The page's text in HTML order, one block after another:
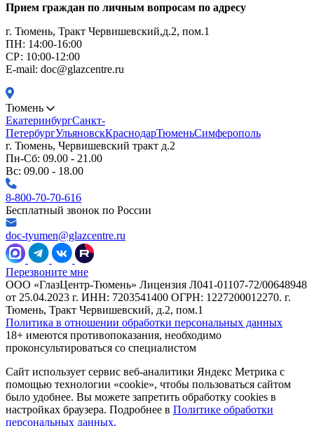
Прием граждан по личным вопросам по адресу
г. Тюмень, Тракт Червишевский,д.2, пом.1
ПН: 14:00-16:00
CР: 10:00-12:00
E-mail: doc@glazcentre.ru
Тюмень
ЕкатеринбургСанкт-
ПетербургУльяновскКраснодарТюменьСимферополь
г. Тюмень, Червишевский тракт д.2
Пн-Сб: 09.00 - 21.00
Вс: 09.00 - 18.00
8-800-70-70-616
Бесплатный звонок по России
doc-tyumen@glazcentre.ru
Перезвоните мне
ООО «ГлазЦентр-Тюмень» Лицензия Л041-01107-72/00648948
от 25.04.2023 г. ИНН: 7203541400 ОГРН: 1227200012270. г.
Тюмень, Тракт Червишевский, д.2, пом.1
Политика в отношении обработки персональных данных
18+ имеются противопоказания, необходимо
проконсультироваться со специалистом
Сайт использует сервис веб-аналитики Яндекс Метрика с
помощью технологии «cookie», чтобы пользоваться сайтом
было удобнее. Вы можете запретить обработку cookies в
настройках браузера. Подробнее в Политике обработки
персональных данных.